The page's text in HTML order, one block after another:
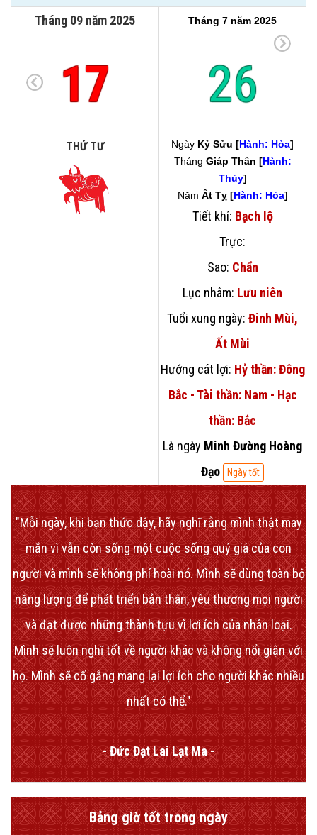
Tháng 09 năm 2025 Tháng 7 năm 2025
17 26
THỨ TƯ Ngày Kỷ Sửu [Hành: Hỏa]
Tháng Giáp Thân [Hành:
Thủy]
Năm Ất Tỵ [Hành: Hỏa]
Tiết khí: Bạch lộ
Trực:
Sao: Chẩn
Lục nhâm: Lưu niên
Tuổi xung ngày: Đinh Mùi,
Ất Mùi
Hướng cát lợi: Hỷ thần: Đông
Bắc - Tài thần: Nam - Hạc
thần: Bắc
Là ngày Minh Đường Hoàng
Đạo
Ngày tốt
"Mỗi ngày, khi bạn thức dậy, hãy nghĩ rằng mình thật may
mắn vì vẫn còn sống một cuộc sống quý giá của con
người và mình sẽ không phí hoài nó. Mình sẽ dùng toàn bộ
năng lượng để phát triển bản thân, yêu thương mọi người
và đạt được những thành tựu vì lợi ích của nhân loại.
Mình sẽ luôn nghĩ tốt về người khác và không nổi giận với
họ. Mình sẽ cố gắng mang lại lợi ích cho người khác nhiều
nhất có thể."
- Đức Đạt Lai Lạt Ma -
Bảng giờ tốt trong ngày